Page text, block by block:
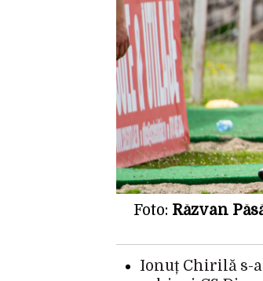
Foto: Răzvan
Ionuț Chirilă s-